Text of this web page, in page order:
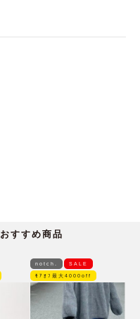
おすすめ商品
notch. SALE
ﾓｱｵﾌ最大4000off